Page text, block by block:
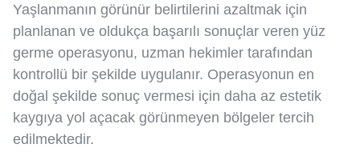
Yaşlanmanın görünür belirtilerini azaltmak için
planlanan ve oldukça başarılı sonuçlar veren yüz
germe operasyonu, uzman hekimler tarafından
kontrollü bir şekilde uygulanır. Operasyonun en
doğal şekilde sonuç vermesi için daha az estetik
kaygıya yol açacak görünmeyen bölgeler tercih
edilmektedir.